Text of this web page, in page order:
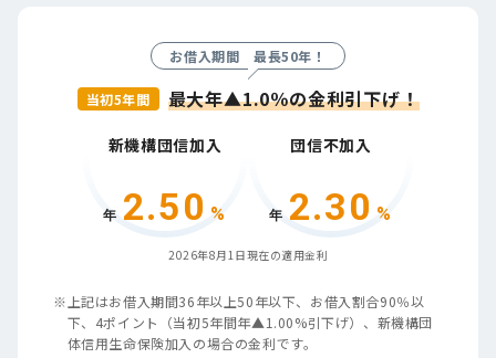
お借入期間 最長50年！
当初5年間 最大年▲1.0％の金利引下げ！
新機構団信加入
年 2.50 %
団信不加入
年 2.30 %
2026年8月1日現在の適用金利
※ 上記はお借入期間36年以上50年以下、お借入割合90％以
下、4ポイント（当初5年間年▲1.00%引下げ）、新機構団
体信用生命保険加入の場合の金利です。